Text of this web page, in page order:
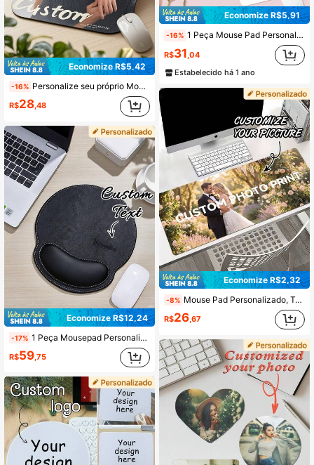
Economize R$5,42
-16% Personalize seu próprio Mouse Pad usando Design de Imagem, Adequado para Anime, Jogos e Desktops Portáteis. Ideal para Escritório, Publicidade, Trabalho no Computador, Jogos, Presentes de Natal e Ação de Graças. De Volta às Aulas, Decoração de Escritório
R$28,48
Economize R$12,24
-17% 1 Peça Mousepad Personalizado com Texto, Mousepad Personalizado com Nome, Personalize o Nome da Empresa, Mousepad de Couro Personalizado com Texto, Adequado para Uso no Escritório, Publicidade, Trabalho no Computador, Jogos, Presente de Aniversário Corporativo, Presente do Dia dos Namorados, Natal, Ação de Graças, Dia dos Pais/Dia das Mães, Presentes Únicos e Ideais para Ela, Namorado, Namorada, Pai, Família, Mãe, Amigos
R$59,75
Economize R$5,91
-16% 1 Peça Mouse Pad Personalizado, 26 Letras para Escolher, Design com Seu Texto e Foto, Bordas Costuradas, Adequado para Escritório, Publicidade, Jogos, Anime, Casamento, Dia das Mães, Dia dos Pais, Dia dos Namorados, Presentes de Natal
R$31 ,04
Estabelecido há 1 ano
Economize R$2,32
-8% Mouse Pad Personalizado, Tapete de Mesa de Borracha Extra Grande com Função Antiderrapante, Adequado para Escritório, Jogos ou Uso Doméstico de Computador, Presente Perfeito para Natal e Halloween
R$26,67